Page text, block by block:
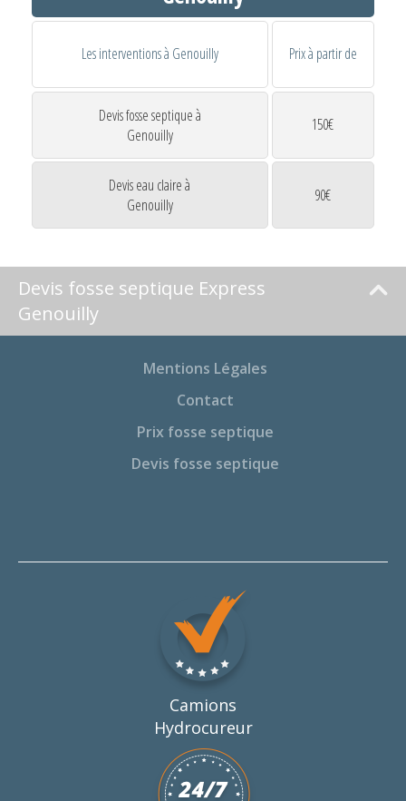
Les interventions à Genouilly Prix à partir de
Devis fosse septique à
Genouilly
150€
Devis eau claire à
Genouilly
90€
Devis fosse septique Express
Genouilly
Mentions Légales
Contact
Prix fosse septique
Devis fosse septique
Camions
Hydrocureur